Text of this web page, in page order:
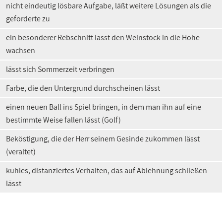
nicht eindeutig lösbare Aufgabe, läßt weitere Lösungen als die
geforderte zu
ein besonderer Rebschnitt lässt den Weinstock in die Höhe
wachsen
lässt sich Sommerzeit verbringen
Farbe, die den Untergrund durchscheinen lässt
einen neuen Ball ins Spiel bringen, in dem man ihn auf eine
bestimmte Weise fallen lässt (Golf)
Beköstigung, die der Herr seinem Gesinde zukommen lässt
(veraltet)
kühles, distanziertes Verhalten, das auf Ablehnung schließen
lässt